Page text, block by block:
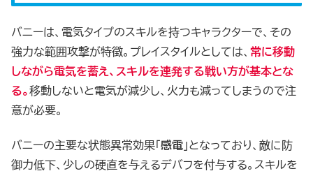
バニーは、電気タイプのスキルを持つキャラクターで、その
強力な範囲攻撃が特徴。プレイスタイルとしては、 常に移動
しながら電気を蓄え、スキルを連発する戦い方が基本とな
る。移動しないと電気が減少し、火力も減ってしまうので注
意が必要。
バニーの主要な状態異常効果「 感電 」となっており、敵に防
御力低下、少しの硬直を与えるデバフを付与する。スキルを